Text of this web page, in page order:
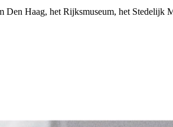
Haag, het Rijksmuseum, het Stedelijk